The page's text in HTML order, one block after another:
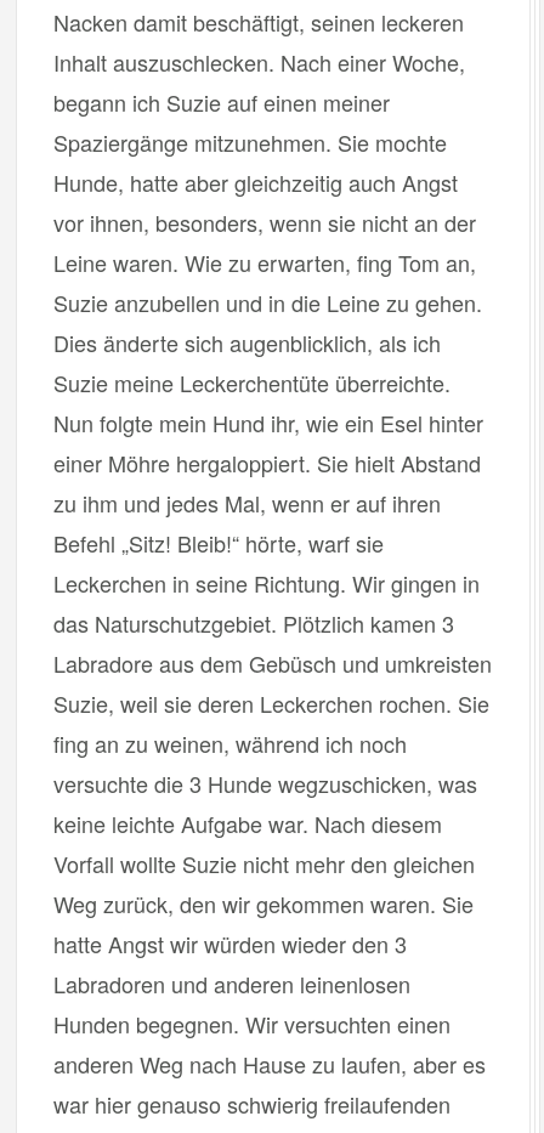
Nacken damit beschäftigt, seinen leckeren
Inhalt auszuschlecken. Nach einer Woche,
begann ich Suzie auf einen meiner
Spaziergänge mitzunehmen. Sie mochte
Hunde, hatte aber gleichzeitig auch Angst
vor ihnen, besonders, wenn sie nicht an der
Leine waren. Wie zu erwarten, fing Tom an,
Suzie anzubellen und in die Leine zu gehen.
Dies änderte sich augenblicklich, als ich
Suzie meine Leckerchentüte überreichte.
Nun folgte mein Hund ihr, wie ein Esel hinter
einer Möhre hergaloppiert. Sie hielt Abstand
zu ihm und jedes Mal, wenn er auf ihren
Befehl „Sitz! Bleib!“ hörte, warf sie
Leckerchen in seine Richtung. Wir gingen in
das Naturschutzgebiet. Plötzlich kamen 3
Labradore aus dem Gebüsch und umkreisten
Suzie, weil sie deren Leckerchen rochen. Sie
fing an zu weinen, während ich noch
versuchte die 3 Hunde wegzuschicken, was
keine leichte Aufgabe war. Nach diesem
Vorfall wollte Suzie nicht mehr den gleichen
Weg zurück, den wir gekommen waren. Sie
hatte Angst wir würden wieder den 3
Labradoren und anderen leinenlosen
Hunden begegnen. Wir versuchten einen
anderen Weg nach Hause zu laufen, aber es
war hier genauso schwierig freilaufenden